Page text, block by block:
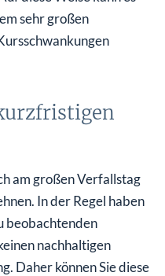
sehr großen
am großen Verfallstag
In der Regel haben
beobachtenden
nachhaltigen
Daher können Sie diese